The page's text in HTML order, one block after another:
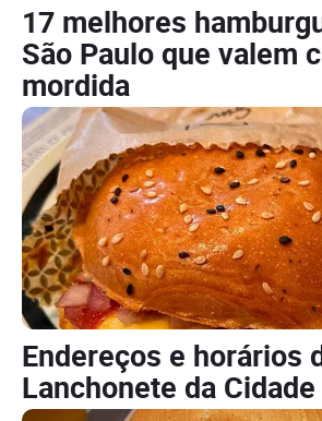
17 melhores
São Paulo que valem
mordida
Endereços e horários
Lanchonete da